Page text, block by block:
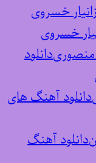
خسروی
دانلود
دانلود آهنگ های
دانلود آهنگ